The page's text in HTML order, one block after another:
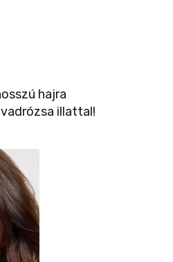
hajra
illattal!